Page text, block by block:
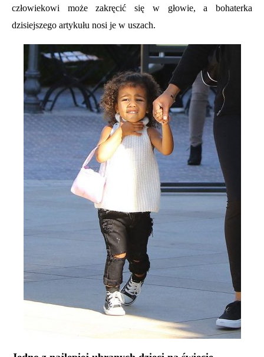
człowiekowi może zakręcić się w głowie, a bohaterka
dzisiejszego artykułu nosi je w uszach.